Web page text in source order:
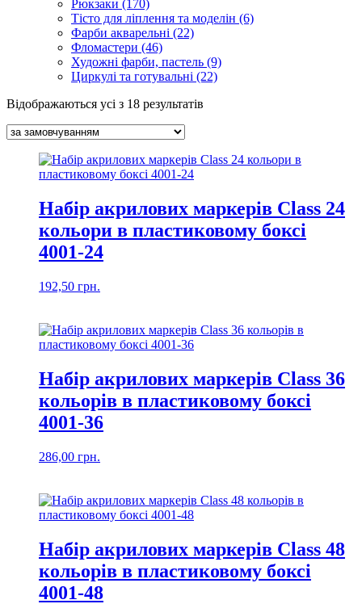
Рюкзаки (170)
Тісто для ліплення та моделін (6)
Фарби акварельні (22)
Фломастери (46)
Художні фарби, пастель (9)
Циркулі та готувальні (22)
Відображаються усі з 18 результатів
Набір акрилових маркерів Class 24
кольори в пластиковому боксі
4001-24
192,50 грн.
Набір акрилових маркерів Class 36
кольорів в пластиковому боксі
4001-36
286,00 грн.
Набір акрилових маркерів Class 48
кольорів в пластиковому боксі
4001-48